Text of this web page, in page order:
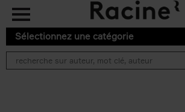
Aller au contenu principal
Sélectionnez une catégorie